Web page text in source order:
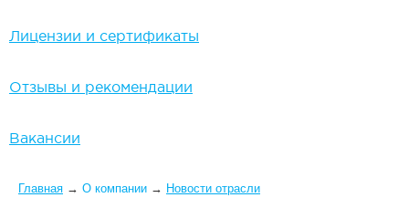
Лицензии и сертификаты
Отзывы и рекомендации
Вакансии
Вы здесь
Главная → О компании → Новости отрасли